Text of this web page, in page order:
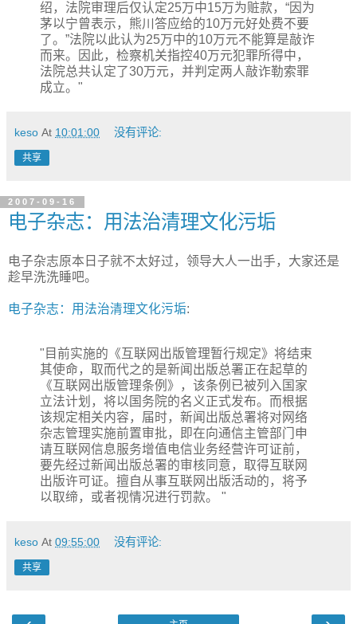
绍，法院审理后仅认定25万中15万为赃款，“因为
茅以宁曾表示，熊川答应给的10万元好处费不要
了。”法院以此认为25万中的10万元不能算是敲诈
而来。因此，检察机关指控40万元犯罪所得中，
法院总共认定了30万元，并判定两人敲诈勒索罪
成立。"
keso At 10:01:00 没有评论:
共享
2007-09-16
电子杂志：用法治清理文化污垢
电子杂志原本日子就不太好过，领导大人一出手，大家还是
趁早洗洗睡吧。
电子杂志：用法治清理文化污垢:
"目前实施的《互联网出版管理暂行规定》将结束
其使命，取而代之的是新闻出版总署正在起草的
《互联网出版管理条例》，该条例已被列入国家
立法计划，将以国务院的名义正式发布。而根据
该规定相关内容，届时，新闻出版总署将对网络
杂志管理实施前置审批，即在向通信主管部门申
请互联网信息服务增值电信业务经营许可证前，
要先经过新闻出版总署的审核同意，取得互联网
出版许可证。擅自从事互联网出版活动的，将予
以取缔，或者视情况进行罚款。 "
keso At 09:55:00 没有评论:
共享